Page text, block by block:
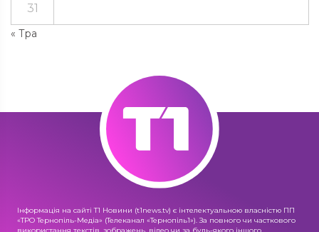
« Тра
31
Інформація на сайті Т1 Новини (t1news.tv) є інтелектуальною власністю ПП
«ТРО Тернопіль-Медіа» (Телеканал «Тернопіль1»). За повного чи часткового
використання текстів, зображень, відео чи за будь-якого іншого